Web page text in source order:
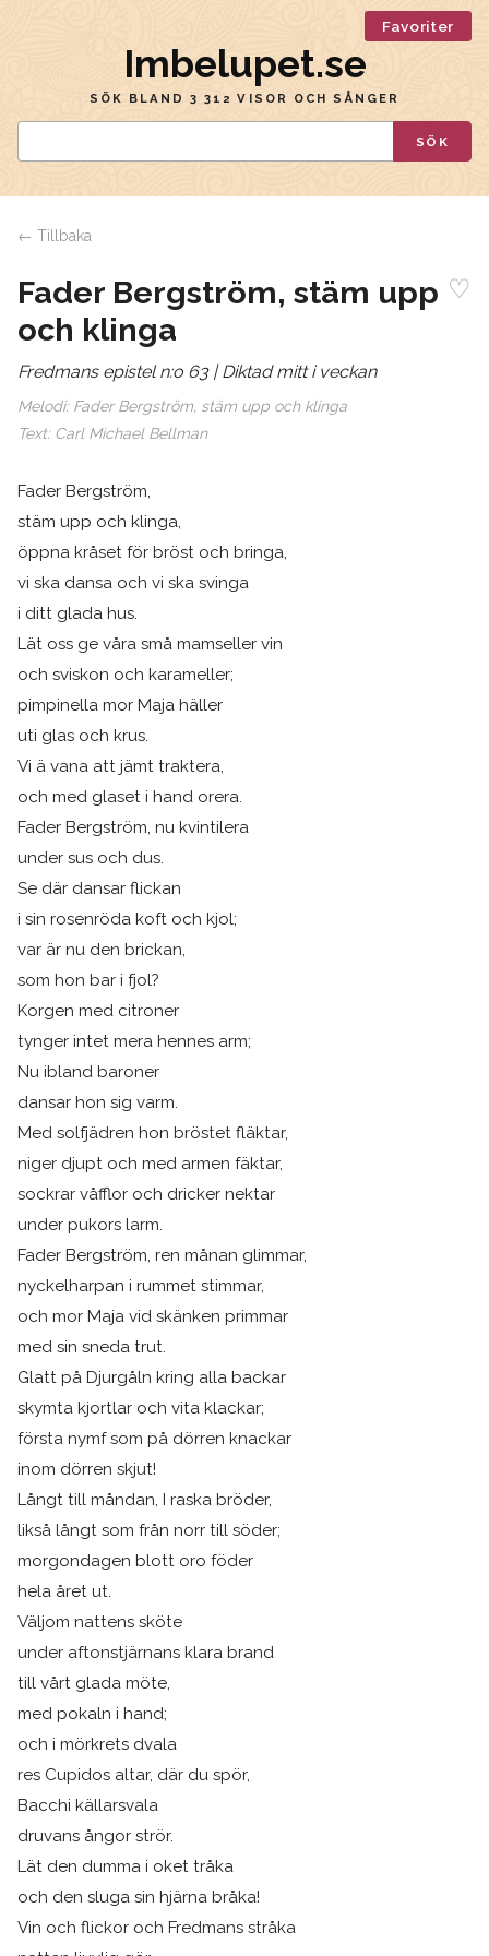
Favoriter
Imbelupet.se
SÖK BLAND 3 312 VISOR OCH SÅNGER
SÖK
← Tillbaka
Fader Bergström, stäm upp
och klinga
♡
Fredmans epistel n:o 63 | Diktad mitt i veckan
Melodi: Fader Bergström, stäm upp och klinga
Text: Carl Michael Bellman
Fader Bergström,
stäm upp och klinga,
öppna kråset för bröst och bringa,
vi ska dansa och vi ska svinga
i ditt glada hus.
Lät oss ge våra små mamseller vin
och sviskon och karameller;
pimpinella mor Maja häller
uti glas och krus.
Vi ä vana att jämt traktera,
och med glaset i hand orera.
Fader Bergström, nu kvintilera
under sus och dus.
Se där dansar flickan
i sin rosenröda koft och kjol;
var är nu den brickan,
som hon bar i fjol?
Korgen med citroner
tynger intet mera hennes arm;
Nu ibland baroner
dansar hon sig varm.
Med solfjädren hon bröstet fläktar,
niger djupt och med armen fäktar,
sockrar våfflor och dricker nektar
under pukors larm.
Fader Bergström, ren månan glimmar,
nyckelharpan i rummet stimmar,
och mor Maja vid skänken primmar
med sin sneda trut.
Glatt på Djurgåln kring alla backar
skymta kjortlar och vita klackar;
första nymf som på dörren knackar
inom dörren skjut!
Långt till måndan, I raska bröder,
likså långt som från norr till söder;
morgondagen blott oro föder
hela året ut.
Väljom nattens sköte
under aftonstjärnans klara brand
till vårt glada möte,
med pokaln i hand;
och i mörkrets dvala
res Cupidos altar, där du spör,
Bacchi källarsvala
druvans ångor strör.
Lät den dumma i oket tråka
och den sluga sin hjärna bråka!
Vin och flickor och Fredmans stråka